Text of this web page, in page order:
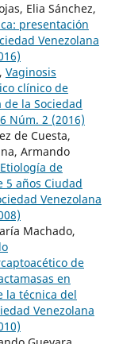
Elia Sánchez,
presentación
Venezolana
Vaginosis
clínico de
de la Sociedad
Núm. 2 (2016)
de Cuesta,
Armando
Etiología de
5 años Ciudad
Venezolana
Machado,
de
en
la técnica del
Venezolana